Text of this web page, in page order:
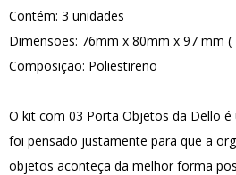
Contém: 3 unidades
Dimensões: 76mm x 80mm x 97 mm
Composição: Poliestireno
O kit com 03 Porta Objetos da Dello
foi pensado justamente para que a
objetos aconteça da melhor forma